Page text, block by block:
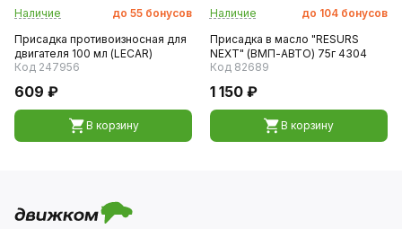
Наличие до 55 бонусов
Присадка противоизносная для
двигателя 100 мл (LECAR)
Код 247956
609 ₽
В корзину
Наличие до 104 бонусов
Присадка в масло "RESURS
NEXT" (ВМП-АВТО) 75г 4304
Код 82689
1 150 ₽
В корзину